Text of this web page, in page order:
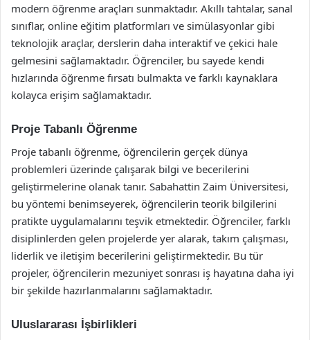
modern öğrenme araçları sunmaktadır. Akıllı tahtalar, sanal
sınıflar, online eğitim platformları ve simülasyonlar gibi
teknolojik araçlar, derslerin daha interaktif ve çekici hale
gelmesini sağlamaktadır. Öğrenciler, bu sayede kendi
hızlarında öğrenme fırsatı bulmakta ve farklı kaynaklara
kolayca erişim sağlamaktadır.
Proje Tabanlı Öğrenme
Proje tabanlı öğrenme, öğrencilerin gerçek dünya
problemleri üzerinde çalışarak bilgi ve becerilerini
geliştirmelerine olanak tanır. Sabahattin Zaim Üniversitesi,
bu yöntemi benimseyerek, öğrencilerin teorik bilgilerini
pratikte uygulamalarını teşvik etmektedir. Öğrenciler, farklı
disiplinlerden gelen projelerde yer alarak, takım çalışması,
liderlik ve iletişim becerilerini geliştirmektedir. Bu tür
projeler, öğrencilerin mezuniyet sonrası iş hayatına daha iyi
bir şekilde hazırlanmalarını sağlamaktadır.
Uluslararası İşbirlikleri